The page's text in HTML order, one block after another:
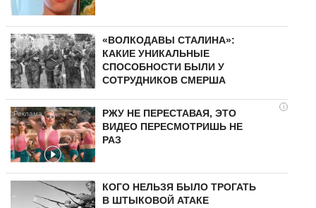
«ВОЛКОДАВЫ СТАЛИНА»:
КАКИЕ УНИКАЛЬНЫЕ
СПОСОБНОСТИ БЫЛИ У
СОТРУДНИКОВ СМЕРША
i
РЖУ НЕ ПЕРЕСТАВАЯ, ЭТО
ВИДЕО ПЕРЕСМОТРИШЬ НЕ
РАЗ
КОГО НЕЛЬЗЯ БЫЛО ТРОГАТЬ
В ШТЫКОВОЙ АТАКЕ